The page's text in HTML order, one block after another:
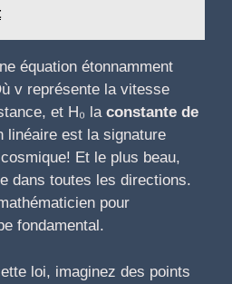
équation étonnamment
v représente la vitesse
et H₀ la constante de
linéaire est la signature
Et le plus beau,
dans toutes les directions.
pour
fondamental.
loi, imaginez des points